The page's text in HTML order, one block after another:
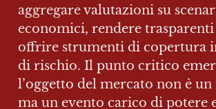
aggregare valutazioni su
economici, rendere trasparenti
offrire strumenti di copertura
di rischio. Il punto critico
l’oggetto del mercato non è
ma un evento carico di potere